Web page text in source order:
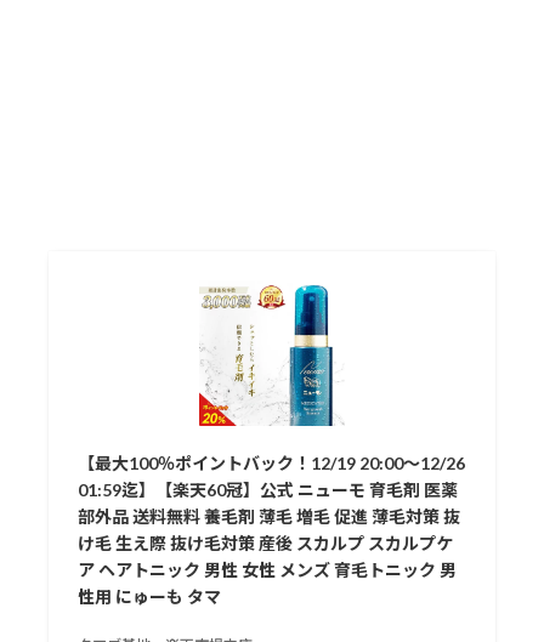
【最大100％ポイントバック！12/19 20:00〜12/26
01:59迄】【楽天60冠】公式 ニューモ 育毛剤 医薬
部外品 送料無料 養毛剤 薄毛 増毛 促進 薄毛対策 抜
け毛 生え際 抜け毛対策 産後 スカルプ スカルプケ
ア ヘアトニック 男性 女性 メンズ 育毛トニック 男
性用 にゅーも タマ